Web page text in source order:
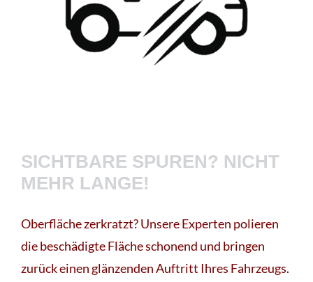
SICHTBARE SPUREN? NICHT
MEHR LANGE!
Oberfläche zerkratzt? Unsere Experten polieren
die beschädigte Fläche schonend und bringen
zurück einen glänzenden Auftritt Ihres Fahrzeugs.